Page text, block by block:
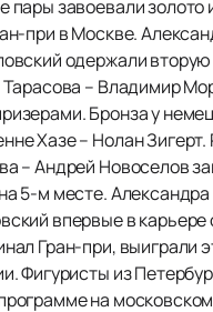
пары завоевали золото
при в Москве.
одержали
– Владимир
Бронза у
Хазе – Нолан Зигерт.
– Андрей Новоселов
5-м месте. Александра
впервые в карьере
Гран-при, выиграли
Фигуристы из
на